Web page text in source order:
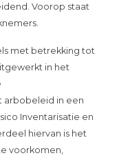
Voorop staat
met betrekking tot
in het
arbobeleid in een
Inventarisatie en
hiervan is het
voorkomen,